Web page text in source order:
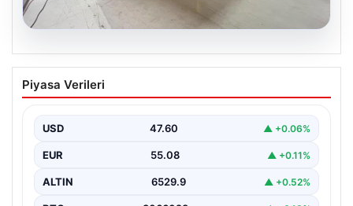
CANLI | Sparta Prag – Olympique Lyon
maç anlatımı! Maç ne zaman? Saat
kaçta ve hangi kanalda? – 04 Ağustos
Piyasa Verileri